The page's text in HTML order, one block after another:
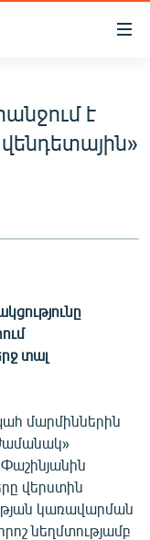
է
տալ
մարմիններին
վերստին
կառավարման
նեղմտությամբ